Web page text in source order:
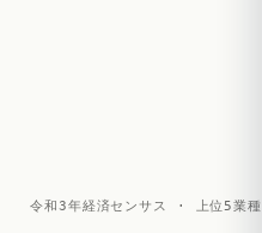
令和3年経済センサス · 上位5業種